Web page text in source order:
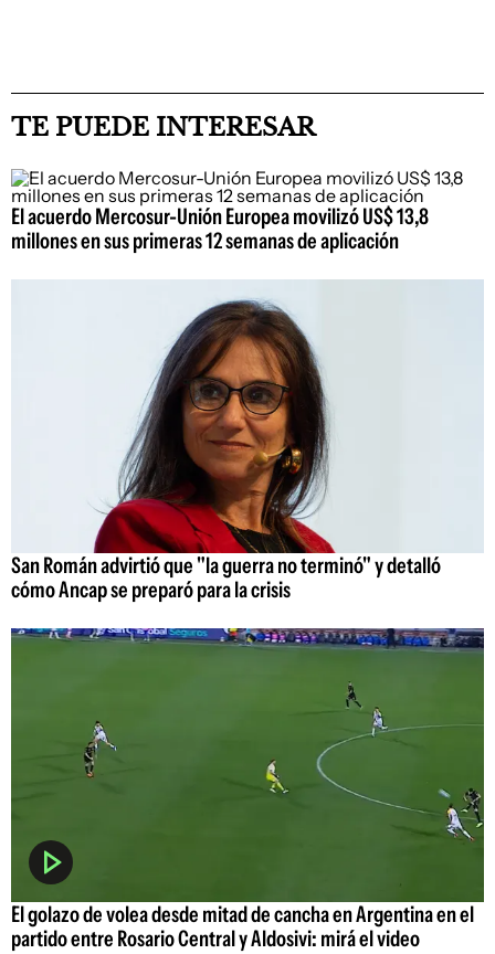
TE PUEDE INTERESAR
El acuerdo Mercosur-Unión Europea movilizó US$ 13,8
millones en sus primeras 12 semanas de aplicación
San Román advirtió que "la guerra no terminó" y detalló
cómo Ancap se preparó para la crisis
El golazo de volea desde mitad de cancha en Argentina en el
partido entre Rosario Central y Aldosivi: mirá el video